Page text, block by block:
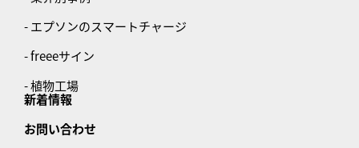
- エプソンのスマートチャージ
- freeeサイン
- 植物工場
新着情報
お問い合わせ